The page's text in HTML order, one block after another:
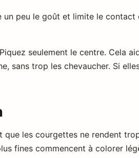
peu le goût et limite le
seulement le centre. Cela
sans trop les chevaucher. Si
les courgettes ne rendent
fines commencent à colorer